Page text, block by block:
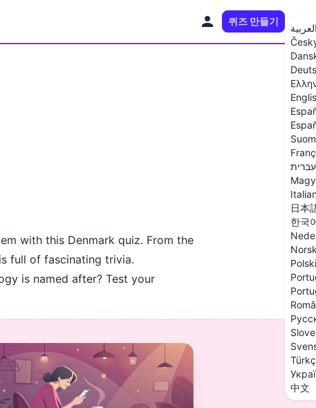
퀴즈 만들기
עברית
日本
한국
Polski
中文
with this Denmark quiz. From the
full of fascinating trivia.
is named after? Test your